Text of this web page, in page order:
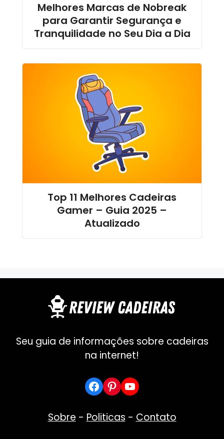
Melhores Marcas de Nobreak
para Garantir Segurança e
Tranquilidade no Seu Dia a Dia
Top 11 Melhores Cadeiras
Gamer – Guia 2025 –
Atualizado
Seu guia de informações sobre cadeiras
na internet!
Facebook
Pinterest
YouTube
Sobre - Politicas - Contato